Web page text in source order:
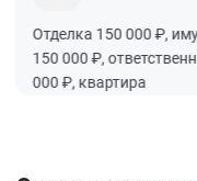
Отделка 150 000 ₽,
150 000 ₽,
000 ₽, квартира